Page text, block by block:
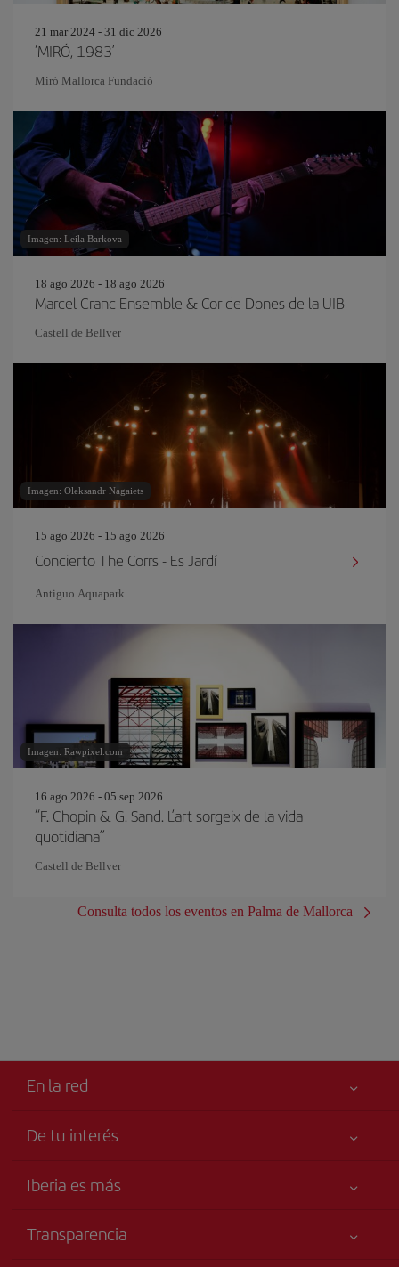
21 mar 2024 - 31 dic 2026
‘MIRÓ, 1983’
Miró Mallorca Fundació
Imagen: Leila Barkova
18 ago 2026 - 18 ago 2026
Marcel Cranc Ensemble & Cor de Dones de la UIB
Castell de Bellver
Imagen: Oleksandr Nagaiets
15 ago 2026 - 15 ago 2026
Concierto The Corrs - Es Jardí
Antiguo Aquapark
Imagen: Rawpixel.com
16 ago 2026 - 05 sep 2026
“F. Chopin & G. Sand. L’art sorgeix de la vida
quotidiana”
Castell de Bellver
Consulta todos los eventos en Palma de Mallorca
En la red
De tu interés
Accesibilidad
Iberia es más
Grupo Iberia
Transparencia